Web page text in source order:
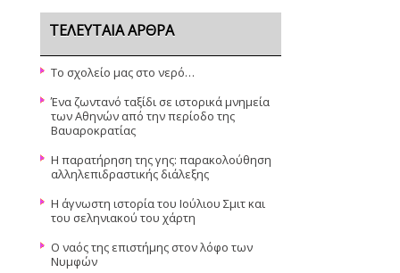
ΤΕΛΕΥΤΑΊΑ ΆΡΘΡΑ
Το σχολείο μας στο νερό…
Ένα ζωντανό ταξίδι σε ιστορικά μνημεία
των Αθηνών από την περίοδο της
Βαυαροκρατίας
Η παρατήρηση της γης: παρακολούθηση
αλληλεπιδραστικής διάλεξης
Η άγνωστη ιστορία του Ιούλιου Σμιτ και
του σεληνιακού του χάρτη
Ο ναός της επιστήμης στον λόφο των
Νυμφών